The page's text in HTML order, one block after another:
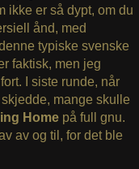
ikke er så dypt, om du
ånd, med
typiske svenske
faktisk, men jeg
I siste runde, når
mange skulle
Home på full gnu.
av og til, for det ble